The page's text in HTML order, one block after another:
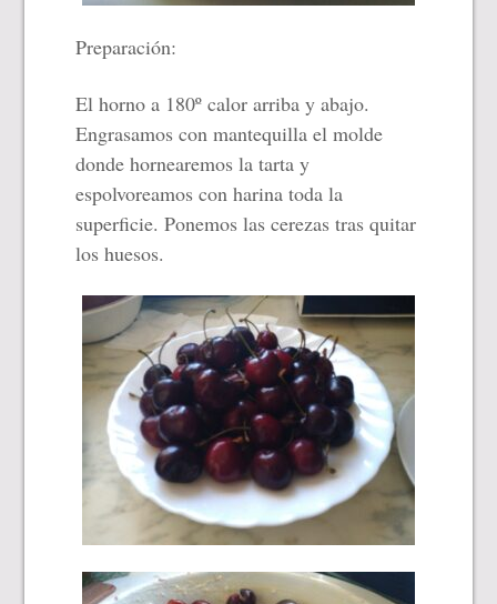
Preparación:
El horno a 180º calor arriba y abajo.
Engrasamos con mantequilla el molde
donde hornearemos la tarta y
espolvoreamoscon harina toda la
superficie.Ponemos las cerezas tras quitar
los huesos.